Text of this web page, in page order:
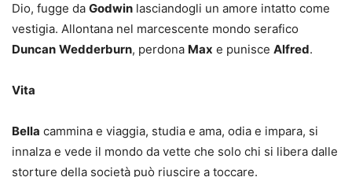
Dio, fugge da Godwin lasciandogli un amore intatto come
vestigia. Allontana nel marcescente mondo serafico
Duncan Wedderburn, perdona Max e punisce Alfred.
Vita
Bella cammina e viaggia, studia e ama, odia e impara, si
innalza e vede il mondo da vette che solo chi si libera dalle
storture della società può riuscire a toccare.